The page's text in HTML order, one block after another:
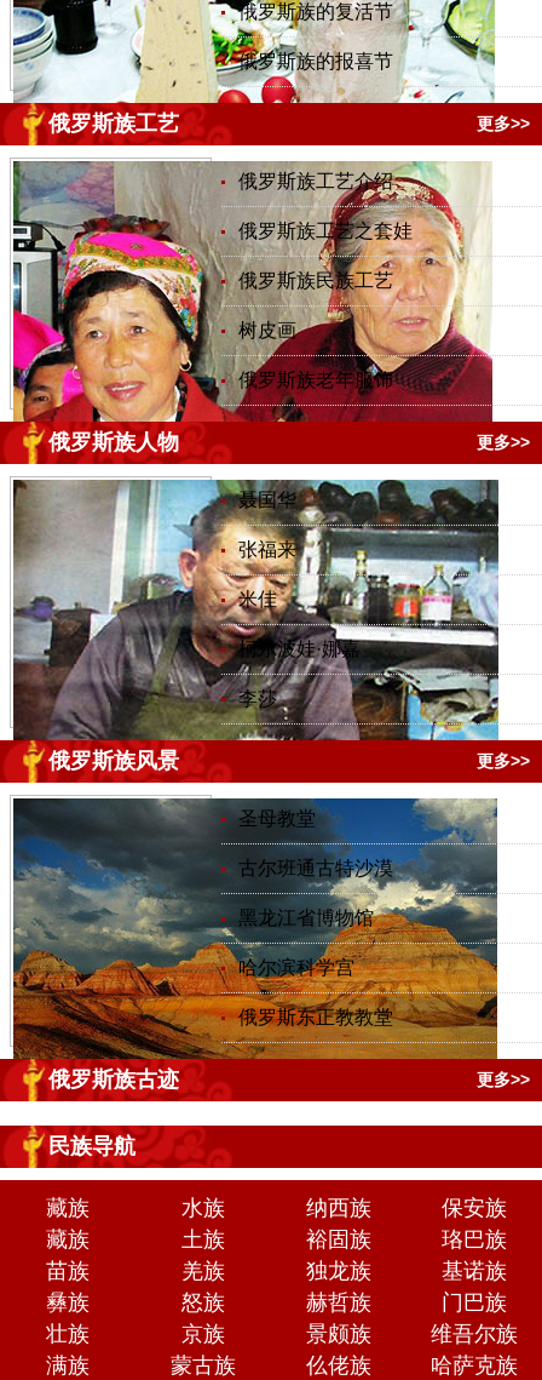
俄罗斯族的复活节
俄罗斯族的报喜节
俄罗斯族工艺 更多>>
俄罗斯族工艺介绍
俄罗斯族工艺之套娃
俄罗斯族民族工艺
树皮画
俄罗斯族老年服饰
俄罗斯族人物 更多>>
聂国华
张福来
米佳
柯尔波娃·娜嘉
李莎
俄罗斯族风景 更多>>
圣母教堂
古尔班通古特沙漠
黑龙江省博物馆
哈尔滨科学宫
俄罗斯东正教教堂
俄罗斯族古迹 更多>>
民族导航
藏族 水族 纳西族
保安族
藏族
土族 裕固族
珞巴族
苗族
羌族 独龙族
基诺族
彝族
怒族 赫哲族
门巴族
壮族
京族 景颇族
维吾尔族
满族
蒙古族 仫佬族 哈萨克族